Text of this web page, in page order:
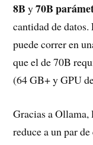
8B y70B
cantidad de
puede correr en
que el de 70B
(64 GB+ y GPU
Gracias a
reduce a un par